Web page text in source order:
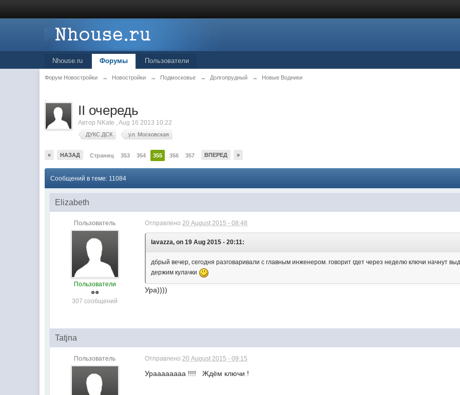
Nhouse.ru Форумы Пользователи
Форум Новостройки → Новостройки → Подмосковье → Долгопрудный → Новые Водники
.
II очередь
Автор NKate ,Aug 16 2013 10:22
ДУКС ДСК ул. Московская
« НАЗАД Страниц 353 354 355 356 357 ВПЕРЕД »
Сообщений в теме: 11084
Elizabeth
Пользователь
Пользователи
307 сообщений
Отправлено20 August 2015 - 08:48
lavazza, on 19 Aug 2015 - 20:11:
дбрый вечер, сегодня разговаривали с главным инженером. говорит гдет через неделю ключи начнут
держим кулачки
Ура))))
Tatjna
Пользователь Отправлено20 August 2015 - 09:15
Ураааааааа !!!! Ждём ключи !